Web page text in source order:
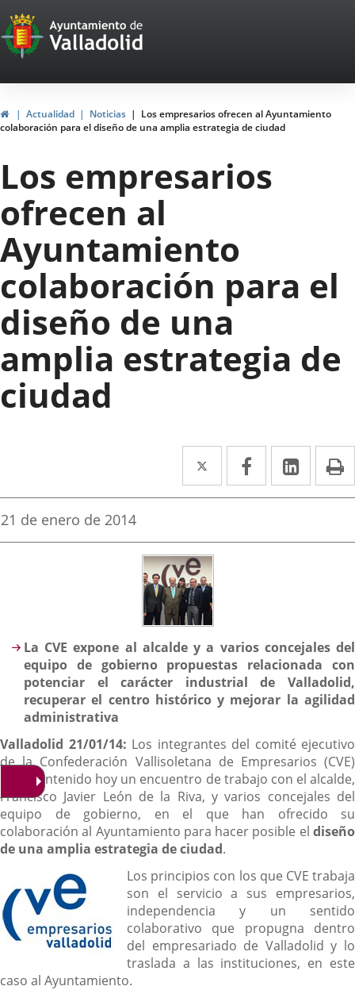
Portal
Web
del
Ayuntamiento
de
Valladolid
HomeActualidad Noticias
Los empresarios ofrecen al Ayuntamiento
colaboración para el diseño de una amplia estrategia de ciudad
Los empresarios
ofrecen al
Ayuntamiento
colaboración para el
diseño de una
amplia estrategia de
ciudad
Twitter
Enlace
a
aplicación
externa.
Facebook
Enlace
a
aplicación
Enlace
a
Fecha
la
21 de enero de 2014
Descripción
La CVE expone al alcalde y a varios concejales del
equipo de gobierno propuestas relacionada con
potenciar el carácter industrial de Valladolid,
recuperar el centro histórico y mejorar la agilidad
administrativa
Valladolid 21/01/14: Los integrantes del comité ejecutivo
de la Confederación Vallisoletana de Empresarios (CVE)
han mantenido hoy un encuentro de trabajo con el alcalde,
Francisco Javier León de la Riva, y varios concejales del
equipo de gobierno, en el que han ofrecido su
colaboración al Ayuntamiento para hacer posible el diseño
de una amplia estrategia de ciudad.
Los principios con los que CVE trabaja
son el servicio a sus empresarios,
independencia y un sentido
colaborativo que propugna dentro
del empresariado de Valladolid y lo
traslada a las instituciones, en este
caso al Ayuntamiento.